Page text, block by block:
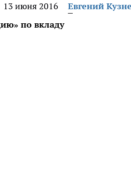
13 июня 2016
Евгений
по вкладу